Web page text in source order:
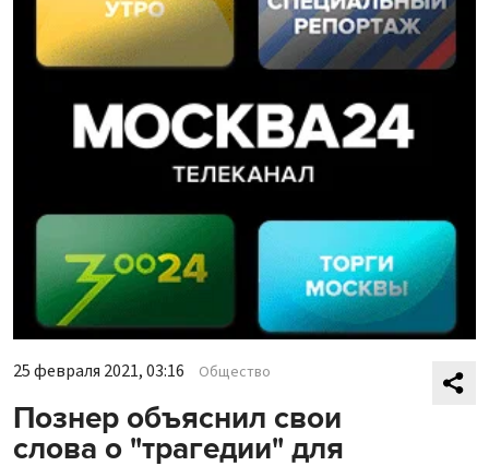
25 февраля 2021, 03:16 Общество
Познер объяснил свои
слова о "трагедии" для